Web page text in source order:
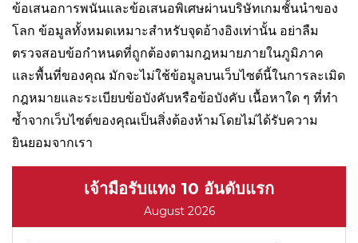
ข้อเสนอการพนันและข้อเสนอพิเศษผ่านบริษัทเกมชั้นนำของ
โลก ข้อมูลทั้งหมดเหมาะสำหรับจุดอ้างอิงเท่านั้น อย่าลืม
ตรวจสอบข้อกำหนดที่ถูกต้องตามกฎหมายภายในภูมิภาค
และพื้นที่ของคุณ มักจะไม่ใช้ข้อมูลบนเว็บไซต์นี้ในการละเมิด
กฎหมายและระเบียบข้อบังคับหรือข้อบังคับ เนื้อหาใด ๆ ที่ทำ
ซ้ำจากเว็บไซต์ของคุณเป็นสิ่งต้องห้ามโดยไม่ได้รับความ
ยินยอมจากเรา
เจ้ามือรับแทง 10 อันดับแรก
August 2026